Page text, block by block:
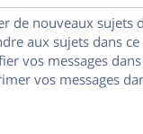
de nouveaux sujets
aux sujets dans
vos messages
vos messages